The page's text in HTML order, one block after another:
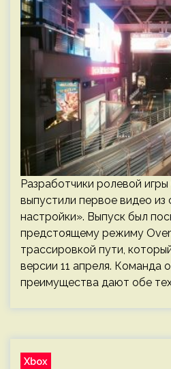
Разработчики ролевой
выпустили первое видео из
настройки». Выпуск был
предстоящему режиму
трассировкой пути,
версии 11 апреля. Команда
преимущества дают обе
Xbox